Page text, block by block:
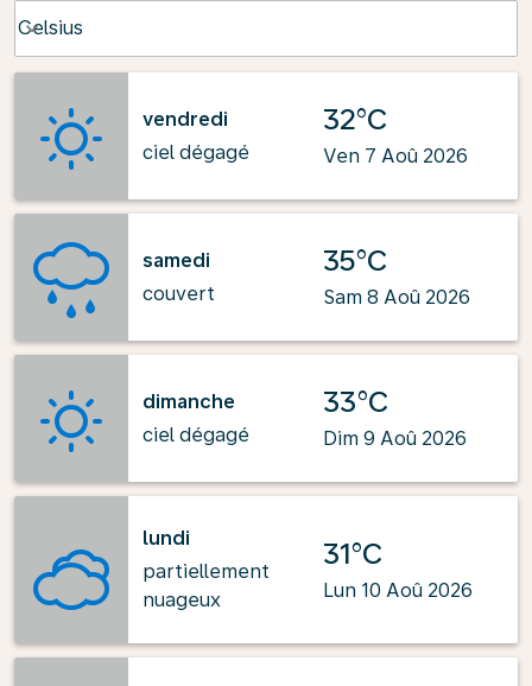
Celsius
keyboard_arrow_down
vendredi
ciel dégagé
32°C
Ven 7 Aoû 2026
samedi
couvert
35°C
Sam 8 Aoû 2026
dimanche
ciel dégagé
33°C
Dim 9 Aoû 2026
lundi
partiellement
nuageux
31°C
Lun 10 Aoû 2026